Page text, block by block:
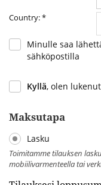
Country:*
Minulle saa
sähköpostilla
Kyllä, olen lukenut
Maksutapa
Lasku
Toimitamme tilauksen
mobiilivarmenteella tai